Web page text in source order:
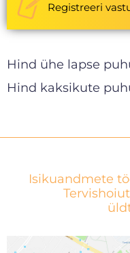
Registreeri
Hind ühe lapse
Hind kaksikute
Isikuandmete